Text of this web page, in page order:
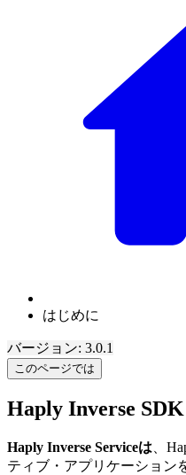
はじめに
バージョン: 3.0.1
このページでは
Haply Inverse SDK
Haply Inverse Serviceは 、
ティブ・アプリケーション